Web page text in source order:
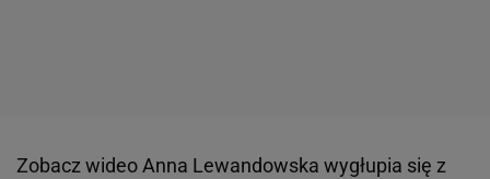
Zobacz wideoAnna Lewandowska wygłupia się z